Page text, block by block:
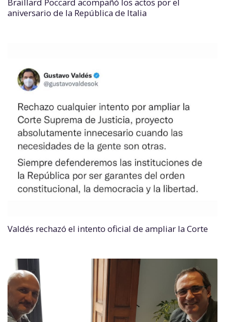
aniversario de la República de Italia
Valdés rechazó el intento oficial de ampliar la Corte